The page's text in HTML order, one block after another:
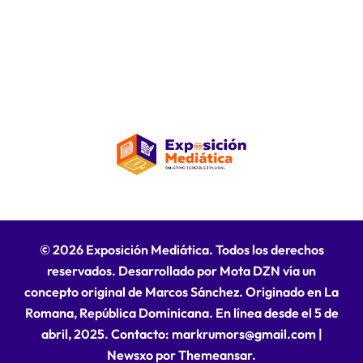
© 2026 Exposición Mediática. Todos los derechos
reservados. Desarrollado por Mota DZN vía un
concepto original de Marcos Sánchez. Originado en La
Romana, República Dominicana. En línea desde el 5 de
abril, 2025. Contacto: markrumors@gmail.com |
Newsxo porThemeansar.